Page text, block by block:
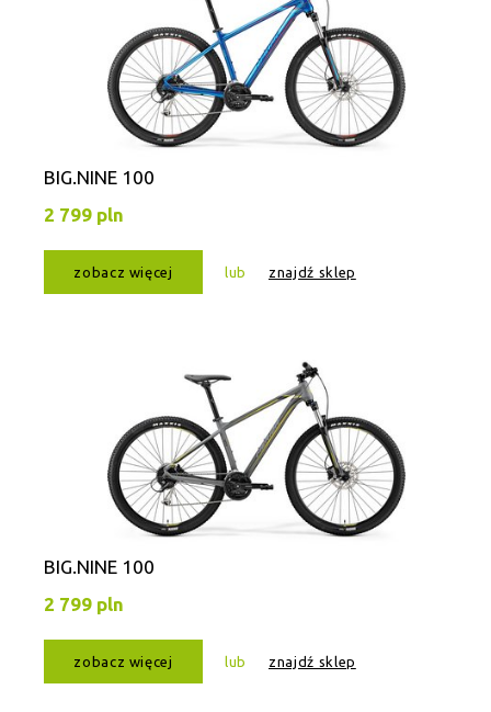
BIG.NINE 100
2 799 pln
zobacz więcej lub znajdź sklep
BIG.NINE 100
2 799 pln
zobacz więcej lub znajdź sklep